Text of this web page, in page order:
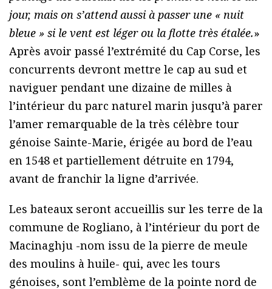
jour, mais on s’attend aussi à passer une « nuit
bleue » si le vent est léger ou la flotte très étalée.»
Après avoir passé l’extrémité du Cap Corse, les
concurrents devront mettre le cap au sud et
naviguer pendant une dizaine de milles à
l’intérieur du parc naturel marin jusqu’à parer
l’amer remarquable de la très célèbre tour
génoise Sainte-Marie, érigée au bord de l’eau
en 1548 et partiellement détruite en 1794,
avant de franchir la ligne d’arrivée.
Les bateaux seront accueillis sur les terre de la
commune de Rogliano, à l’intérieur du port de
Macinaghju -nom issu de la pierre de meule
des moulins à huile- qui, avec les tours
génoises, sont l’emblème de la pointe nord de